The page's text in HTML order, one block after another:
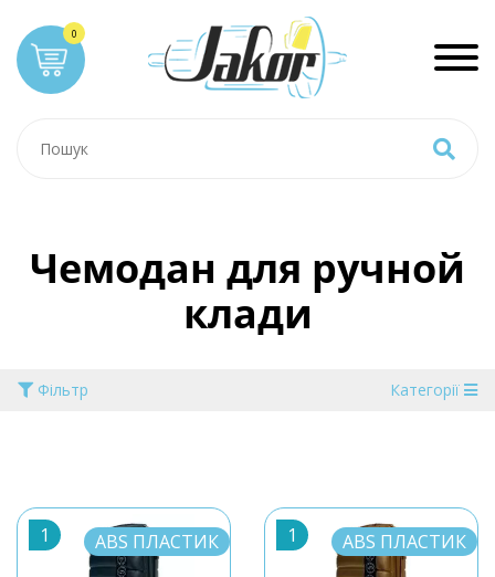
Чемодан для ручной
клади
Фільтр Категорії
1 ABS ПЛАСТИК 1 ABS ПЛАСТИК